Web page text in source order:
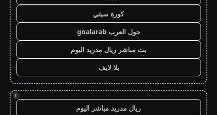
كورة سيتي
جول العرب goalarab
بث مباشر ريال مدريد اليوم
يلا لايف
!
ريال مدريد مباشر اليوم